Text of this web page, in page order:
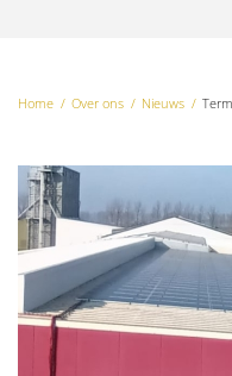
Home Over ons Nieuws